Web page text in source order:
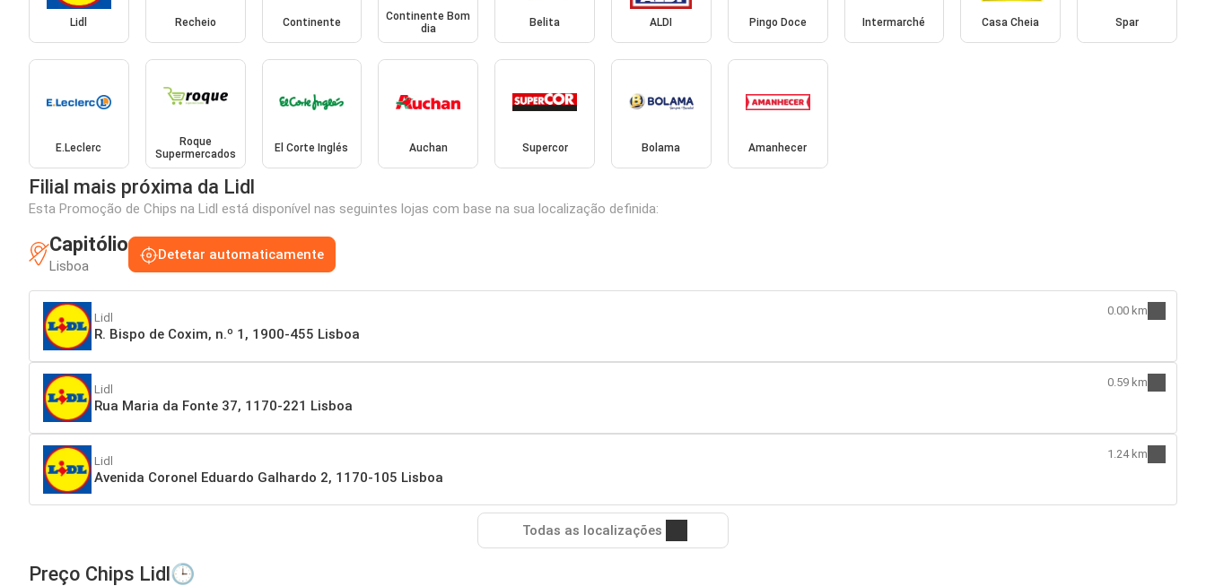
Lidl Recheio Continente
Continente Bom
dia
Belita ALDI Pingo Doce Intermarché Casa Cheia Spar
E.Leclerc
Roque
Supermercados
El Corte Inglés Auchan Supercor Bolama Amanhecer
Filial mais próxima da Lidl
Esta Promoção de Chips na Lidl está disponível nas seguintes lojas com base na sua localização definida:
Capitólio
Lisboa
Detetar automaticamente
Lidl
R. Bispo de Coxim, n.º 1, 1900-455 Lisboa
0.00 km
Lidl
Rua Maria da Fonte 37, 1170-221 Lisboa
0.59 km
Lidl
Avenida Coronel Eduardo Galhardo 2, 1170-105 Lisboa
1.24 km
Todas as localizações
Preço Chips Lidl🕒